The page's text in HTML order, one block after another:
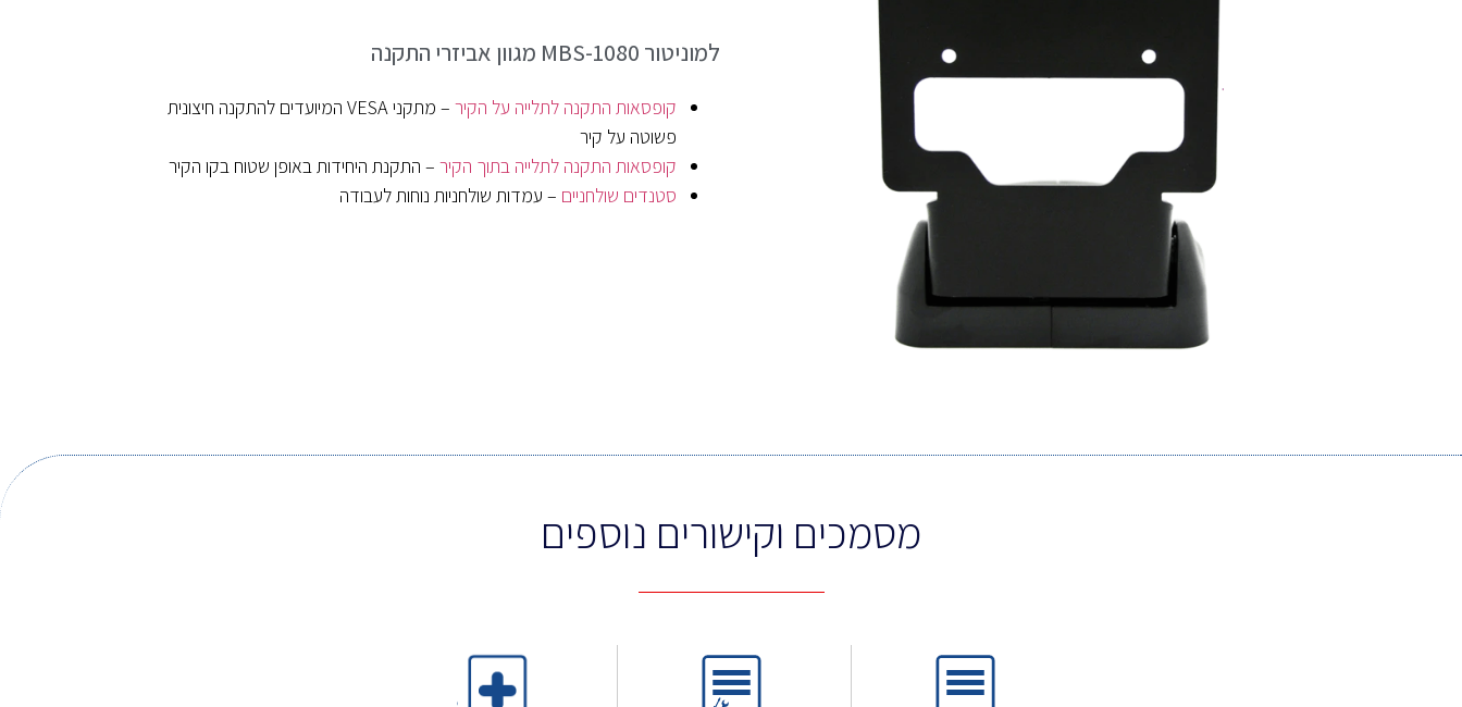
למוניטור MBS-1080 מגוון אביזרי התקנה
קופסאות התקנה לתלייה על הקיר
– מתקני VESA המיועדים להתקנה חיצונית
פשוטה על קיר
קופסאות התקנה לתלייה בתוך הקיר – התקנת היחידות באופן שטוח בקו הקיר
סטנדים שולחניים – עמדות שולחניות נוחות לעבודה
מסמכים וקישורים נוספים